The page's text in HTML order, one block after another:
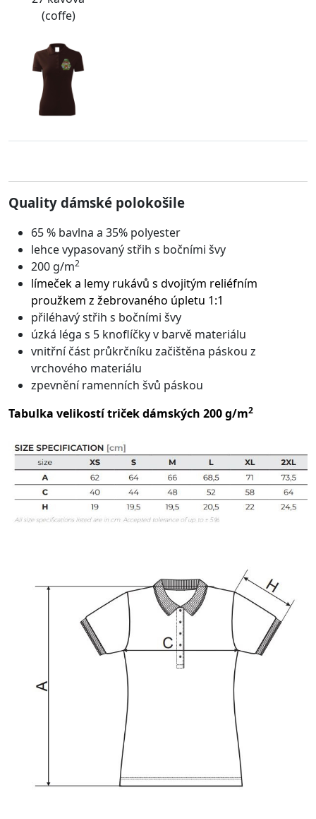
(coffe)
Quality dámské polokošile
65 % bavlna a 35% polyester
lehce vypasovaný střih s bočními švy
200 g/m2
límeček a lemy rukávů s dvojitým reliéfním
proužkem z žebrovaného úpletu 1:1
přiléhavý střih s bočními švy
úzká léga s 5 knoflíčky v barvě materiálu
vnitřní část průkrčníku začištěna páskou z
vrchového materiálu
zpevnění ramenních švů páskou
Tabulka velikostí triček dámských 200 g/m2